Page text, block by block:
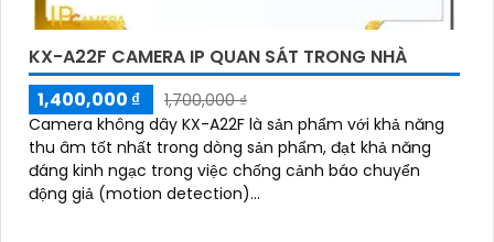
KX-A22F CAMERA IP QUAN SÁT TRONG NHÀ
1,400,000 ₫
1,700,000 ₫
Camera không dây KX-A22F là sản phẩm với khả năng
thu âm tốt nhất trong dòng sản phẩm, đạt khả năng
đáng kinh ngạc trong việc chống cảnh báo chuyển
động giả (motion detection)...